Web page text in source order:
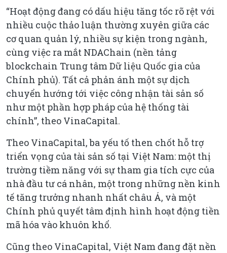
“Hoạt động đang có dấu hiệu tăng tốc rõ rệt với
nhiều cuộc thảo luận thường xuyên giữa các
cơ quan quản lý, nhiều sự kiện trong ngành,
cùng việc ra mắt NDAChain (nền tảng
blockchain Trung tâm Dữ liệu Quốc gia của
Chính phủ). Tất cả phản ánh một sự dịch
chuyển hướng tới việc công nhận tài sản số
như một phần hợp pháp của hệ thống tài
chính”, theo VinaCapital.
Theo VinaCapital, ba yếu tố then chốt hỗ trợ
triển vọng của tài sản số tại Việt Nam: một thị
trường tiềm năng với sự tham gia tích cực của
nhà đầu tư cá nhân, một trong những nền kinh
tế tăng trưởng nhanh nhất châu Á, và một
Chính phủ quyết tâm định hình hoạt động tiền
mã hóa vào khuôn khổ.
Cũng theo VinaCapital, Việt Nam đang đặt nền